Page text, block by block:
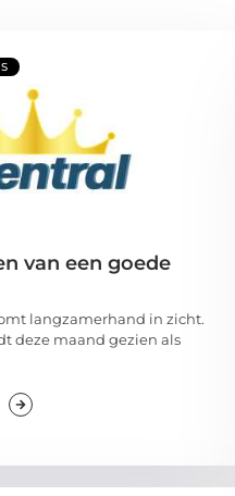
van een goede
langzamerhand in zicht.
deze maand gezien als